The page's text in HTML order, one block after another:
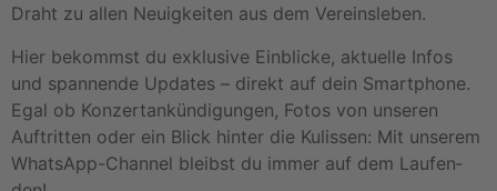
Draht zu allen Neuig­kei­ten aus dem Vereins­le­ben.
Hier bekommst du exklu­sive Einbli­cke, aktu­elle Infos
und span­nende Updates – direkt auf dein Smart­phone.
Egal ob Konzer­t­an­kün­di­gun­gen, Fotos von unseren
Auftrit­ten oder ein Blick hinter die Kulis­sen: Mit unserem
Whats­App-Channel bleibst du immer auf dem Laufen­